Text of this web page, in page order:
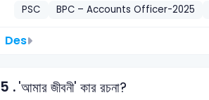
PSC BPC – Accounts Officer-2025
Des
5 .'আমার জীবনী' কার রচনা?